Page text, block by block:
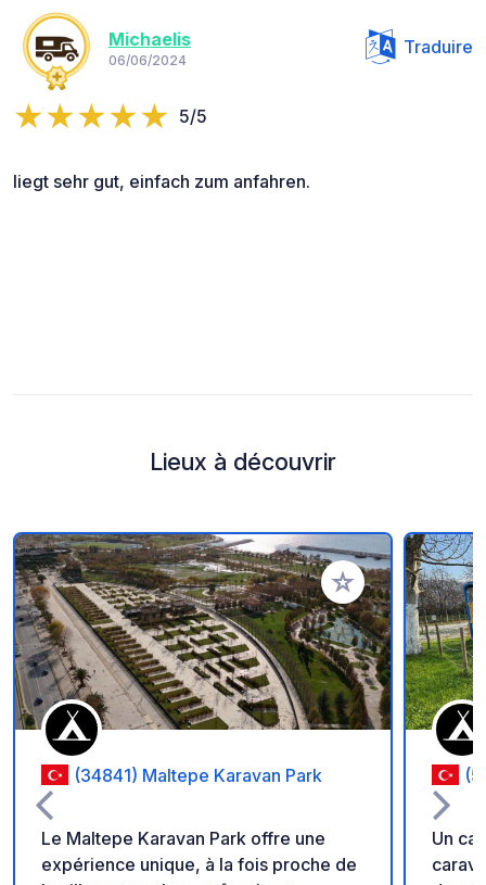
Michaelis
06/06/2024
Traduire
5/5
liegt sehr gut, einfach zum anfahren.
Lieux à découvrir
Ajouter à vos
(34841) Maltepe Karavan Park
Le Maltepe Karavan Park offre une
expérience unique, à la fois proche de
Un